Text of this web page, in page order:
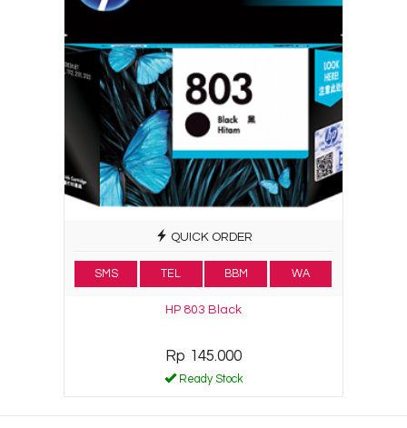
QUICK ORDER
SMS TEL BBM WA
HP 803 Black
Rp 145.000
Ready Stock